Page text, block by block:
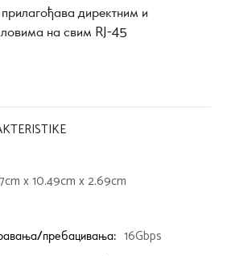
директним и
на свим RJ-45
x 10.49cm x 2.69cm
пребацивања: 16Gbps